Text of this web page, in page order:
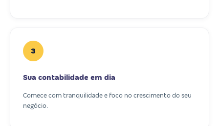
3
Sua contabilidade em dia
Comece com tranquilidade e foco no crescimento do seu
negócio.